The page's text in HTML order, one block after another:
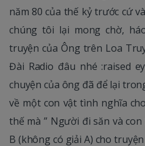
năm 80 của thế kỷ trước cứ
chúng tôi lại mong chờ,
truyện của Ông trên Loa
Đài Radio đâu nhé :raised
chuyện của ông đã để lại
về một con vật tình nghĩa
thế mà ” Người đi săn và
B (không có giải A) cho